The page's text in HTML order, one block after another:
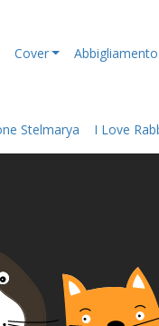
Cover Abbigliamento
Stelmarya I Love